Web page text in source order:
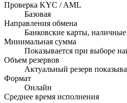
Проверка KYC / AML
Базовая
Направления обмена
Банковские карты,
Минимальная сумма
Показывается при выборе
Объем резервов
Актуальный резерв
Формат
Онлайн
Среднее время исполнения